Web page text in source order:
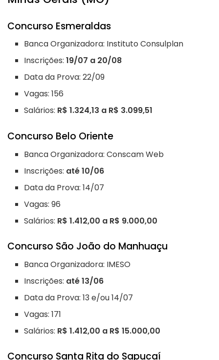
Concurso Esmeraldas
Banca Organizadora: Instituto Consulplan
Inscrições:19/07 a 20/08
Data da Prova: 22/09
Vagas: 156
Salários: R$ 1.324,13 a R$ 3.099,51
Concurso Belo Oriente
Banca Organizadora: Conscam Web
Inscrições: até 10/06
Data da Prova: 14/07
Vagas: 96
Salários: R$ 1.412,00 a R$ 9.000,00
Concurso São João do Manhuaçu
Banca Organizadora: IMESO
Inscrições: até 13/06
Data da Prova: 13 e/ou 14/07
Vagas: 171
Salários: R$ 1.412,00 a R$ 15.000,00
Concurso Santa Rita do Sapucaí